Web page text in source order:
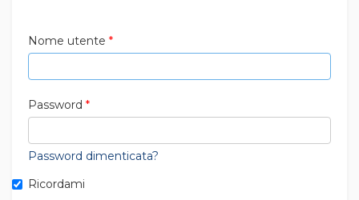
Nome utente
Password
Password dimenticata?
Ricordami